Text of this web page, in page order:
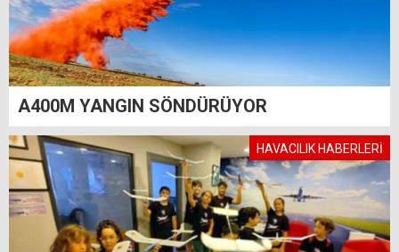
A400M YANGIN SÖNDÜRÜYOR
HAVACILIK HABERLERİ